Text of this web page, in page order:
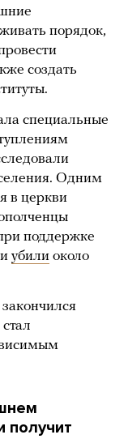
порядок,
создать
специальные
Одним
в церкви
поддержке
убили около
получит